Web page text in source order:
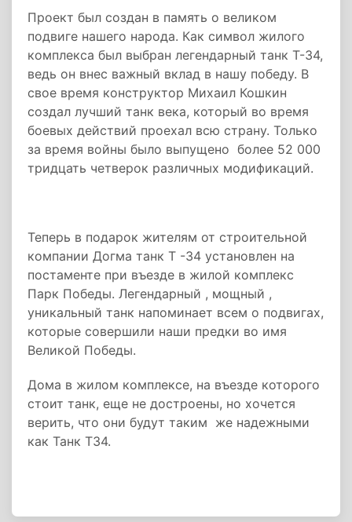
Проект был создан в память о великом
подвиге нашего народа. Как символ жилого
комплекса был выбран легендарный танк Т-34,
ведь он внес важный вклад в нашу победу. В
свое время конструктор Михаил Кошкин
создал лучший танк века, который во время
боевых действий проехал всю страну. Только
за время войны было выпущено более 52 000
тридцать четверок различных модификаций.
Теперь в подарок жителям от строительной
компании Догма танк Т -34 установлен на
постаменте при въезде в жилой комплекс
Парк Победы. Легендарный , мощный ,
уникальный танк напоминает всем о подвигах,
которые совершили наши предки во имя
Великой Победы.
Дома в жилом комплексе, на въезде которого
стоит танк, еще не достроены, но хочется
верить, что они будут таким же надежными
как Танк Т34.